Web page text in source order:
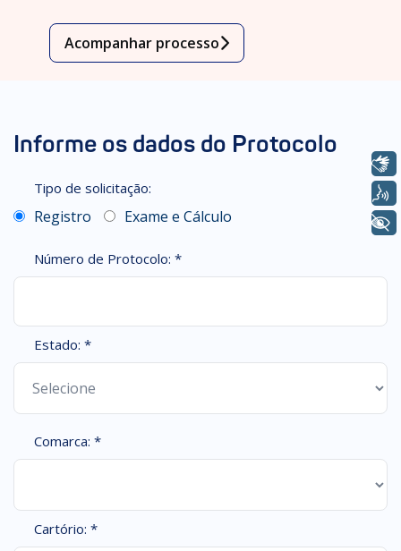
Acompanhar processo
Informe os dados do Protocolo
Tipo de solicitação:
Registro Exame e Cálculo
Número de Protocolo: *
Estado: *
Comarca: *
Cartório: *